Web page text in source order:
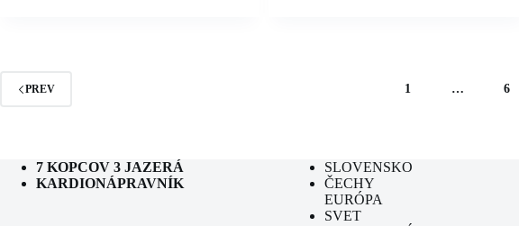
PREV 1 … 6
7 KOPCOV 3 JAZERÁ
KARDIONÁPRAVNÍK
SLOVENSKO
ČECHY
EURÓPA
SVET